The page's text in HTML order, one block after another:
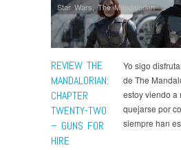
REVIEW THE
MANDALORIAN:
CHAPTER
TWENTY-TWO
– GUNS FOR
HIRE
Star Wars ,The Mandalorian
Yo sigo
de The
estoy viendo a
quejarse por
siempre han